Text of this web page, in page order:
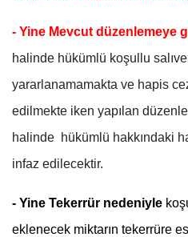
- Yine Mevcut düzenlemeye
halinde hükümlü koşullu
yararlanamamakta ve hapis
edilmekte iken yapılan
halinde hükümlü hakkındaki
infaz edilecektir.
- Yine Tekerrür nedeniyle
eklenecek miktarın tekerrüre